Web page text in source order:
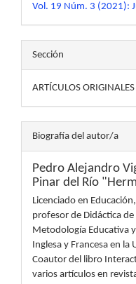
Vol. 19 Núm. 3 (2021):
Sección
ARTÍCULOS ORIGINALES
Biografía del autor/a
Pedro Alejandro
Pinar del Río
Licenciado en
profesor de Didáctica
Metodología Educativa
Inglesa y Francesa en la
Coautor del libro
varios artículos en